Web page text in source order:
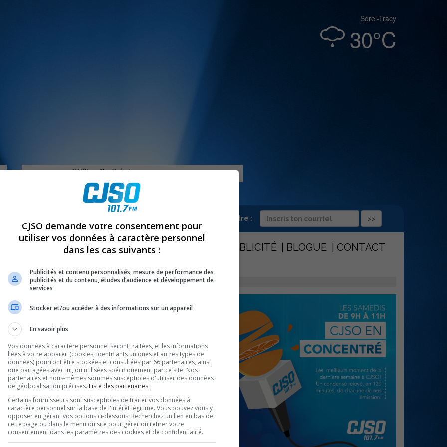
Sorel-Tracy
30°C
manquer à Sorel-Tracy et la région, abonne-toi à notre infolettre :
OPINION ÉMISSIONS CONCOURS PUBLICITÉ BLOGUE CONTACT
ROYAL FONT DÉBAT
PARTAGEZ
royal – 20260604
les
flèches
haut/bas
pour
.
CJSO demande votre consentement pour
utiliser vos données à caractère personnel
dans les cas suivants :
Publicités et contenu personnalisés, mesure de performance des
publicités et du contenu, études d’audience et développement de
services
Stocker et/ou accéder à des informations sur un appareil
En savoir plus
Vos données à caractère personnel seront traitées, et les informations
liées à votre appareil (cookies, identifiants uniques et autres types de
données) pourront être stockées et consultées par 66 partenaires, ainsi
que partagées avec lui, ou utilisées spécifiquement par ce site. Nos
partenaires et nous-mêmes sommes susceptibles d'utiliser des données
de géolocalisation précises. Liste des partenaires.
Certains fournisseurs sont susceptibles de traiter vos données à
caractère personnel sur la base de l'intérêt légitime. Vous pouvez vous y
opposer en gérant vos options ci-dessous. Recherchez un lien en bas de
cette page ou dans le menu du site pour gérer ou retirer votre
consentement dans les paramètres des cookies et de confidentialité.